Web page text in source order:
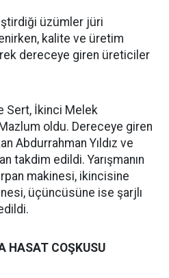
üzümler jüri
kalite ve üretim
dereceye giren üreticiler
Sert, İkinci Melek
oldu. Dereceye giren
Abdurrahman Yıldız ve
takdim edildi. Yarışmanın
makinesi, ikincisine
üçüncüsüne ise şarjlı
HASAT COŞKUSU